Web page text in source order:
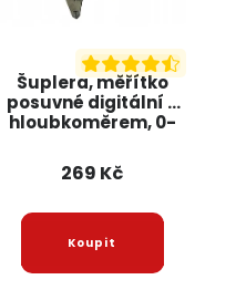
Šuplera, měřítko
posuvné digitální s
hloubkoměrem, 0-
KD10299
269 Kč